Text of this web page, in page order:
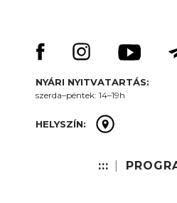
NYÁRI NYITVATARTÁS:
szerda–péntek: 14–19h
HELYSZÍN:
:::